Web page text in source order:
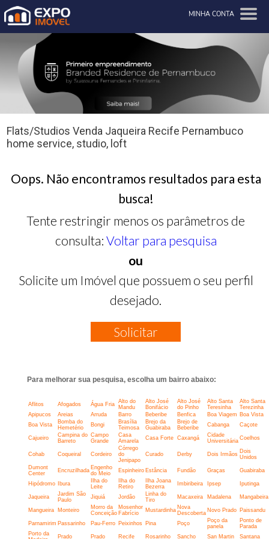
MINHA CONTA
Flats/Studios Venda Jaqueira Recife Pernambuco
home service, studio, loft
Oops. Não encontramos resultados para esta
busca!
Tente restringir menos os parâmetros de
consulta: Voltar para pesquisa
ou
Solicite um Imóvel que possuem o seu perfil
desejado.
Solicitar
Para melhorar sua pesquisa, escolha um bairro abaixo:
Aflitos Afogados Água Fria
Alto do
Mandu
Alto José
Bonifácio
Alto José
do Pinho
Alto Santa
Teresinha
Alto Santa
Terezinha
Apipucos
Areias Arruda Barro Beberibe Benfica Boa Viagem Boa Vista
Boa Vista
Bomba do
Hemetério
Bongi
Brasília
Teimosa
Brejo da
Guabiraba
Brejo de
Beberibe
Cabanga Caçote
Cajueiro
Campina do
Barreto
Campo
Grande
Casa
Amarela
Casa Forte Caxangá
Cidade
Universitária Coelhos
Cohab Coqueiral Cordeiro
Córrego
do
Jenipapo
Curado Derby Dois Irmãos Dois
Unidos
Dumont
Center
Encruzilhada Engenho
do Meio
Espinheiro Estância Fundão Graças Guabiraba
Hipódromo Ibura
Ilha do
Leite
Ilha do
Retiro
Ilha Joana
Bezerra
Imbiribeira Ipsep Iputinga
Jaqueira
Jardim São
Paulo
Jiquiá Jordão
Linha do
Tiro
Macaxeira Madalena Mangabeira
Mangueira Monteiro
Morro da
Conceição
Mosenhor
Fabrício
Mustardinha Nova
Descoberta Novo Prado Paissandu
Parnamirim Passarinho Pau-Ferro Peixinhos Pina Poço
Poço da
panela
Ponto de
Parada
Porto da
Prado Prado Recife Rosarinho Sancho San Martin Santana